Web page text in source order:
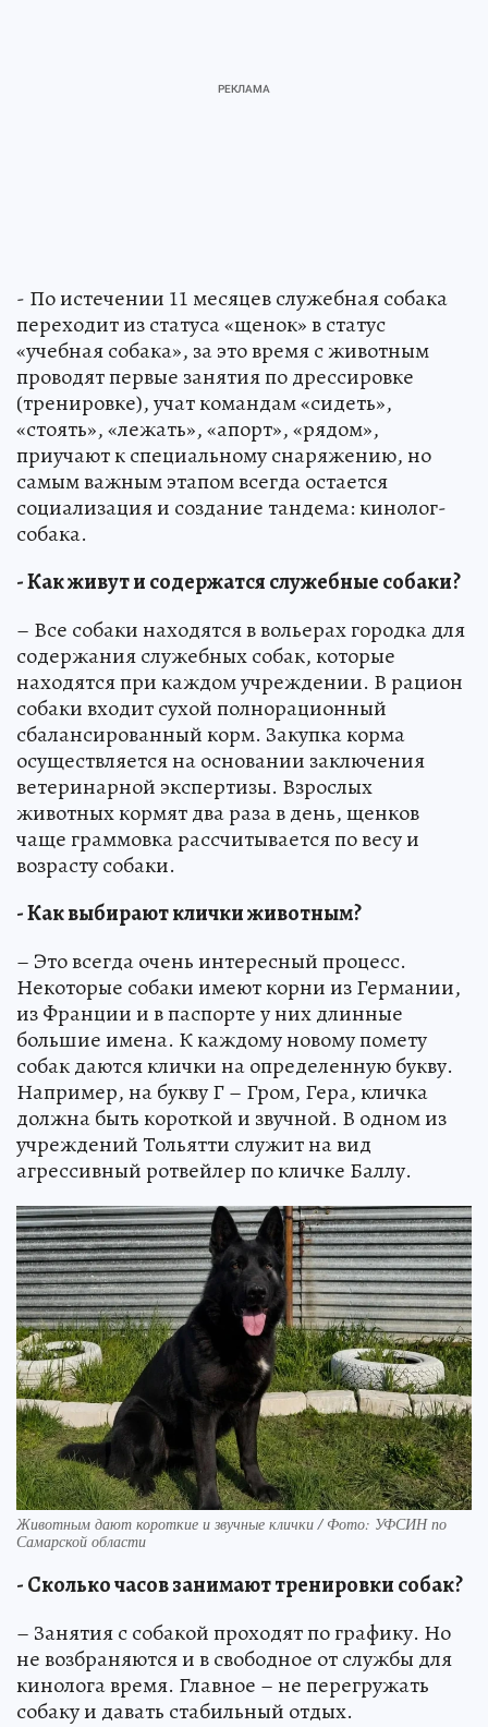
- По истечении 11 месяцев служебная собака
переходит из статуса «щенок» в статус
«учебная собака», за это время с животным
проводят первые занятия по дрессировке
(тренировке), учат командам «сидеть»,
«стоять», «лежать», «апорт», «рядом»,
приучают к специальному снаряжению, но
самым важным этапом всегда остается
социализация и создание тандема: кинолог-
собака.
- Как живут и содержатся служебные собаки?
– Все собаки находятся в вольерах городка для
содержания служебных собак, которые
находятся при каждом учреждении. В рацион
собаки входит сухой полнорационный
сбалансированный корм. Закупка корма
осуществляется на основании заключения
ветеринарной экспертизы. Взрослых
животных кормят два раза в день, щенков
чаще граммовка рассчитывается по весу и
возрасту собаки.
- Как выбирают клички животным?
– Это всегда очень интересный процесс.
Некоторые собаки имеют корни из Германии,
из Франции и в паспорте у них длинные
большие имена. К каждому новому помету
собак даются клички на определенную букву.
Например, на букву Г – Гром, Гера, кличка
должна быть короткой и звучной. В одном из
учреждений Тольятти служит на вид
агрессивный ротвейлер по кличке Баллу.
Животным дают короткие и звучные клички / Фото: УФСИН по
Самарской области
- Сколько часов занимают тренировки собак?
– Занятия с собакой проходят по графику. Но
не возбраняются и в свободное от службы для
кинолога время. Главное – не перегружать
собаку и давать стабильный отдых.